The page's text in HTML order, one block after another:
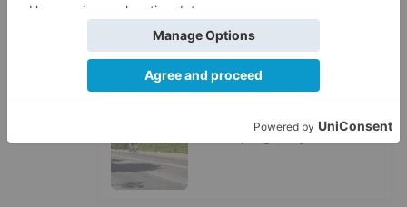
San Pablo Burgos incorpora al
jugador Raúl Lobaco
Esperar al autobús en el HUBU es
un peligro bajo el sol